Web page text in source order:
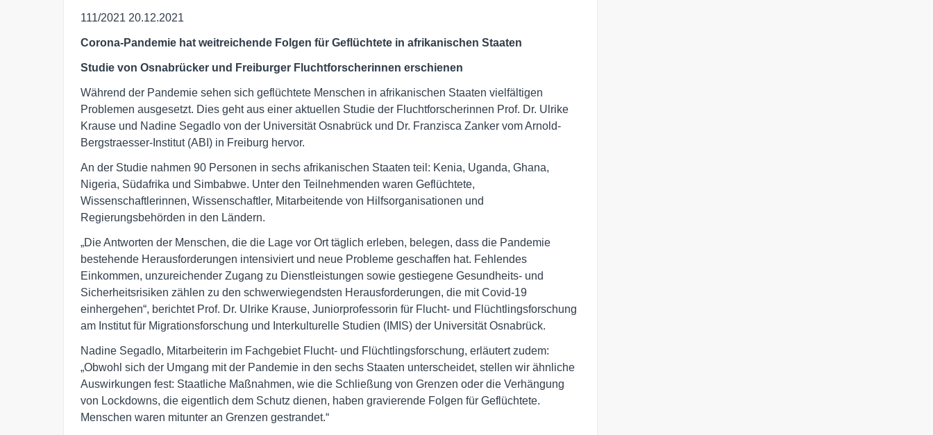
111/2021 20.12.2021
Corona-Pandemie hat weitreichende Folgen für Geflüchtete in afrikanischen Staaten
Studie von Osnabrücker und Freiburger Fluchtforscherinnen erschienen
Während der Pandemie sehen sich geflüchtete Menschen in afrikanischen Staaten vielfältigen
Problemen ausgesetzt. Dies geht aus einer aktuellen Studie der Fluchtforscherinnen Prof. Dr. Ulrike
Krause und Nadine Segadlo von der Universität Osnabrück und Dr. Franzisca Zanker vom Arnold-
Bergstraesser-Institut (ABI) in Freiburg hervor.
An der Studie nahmen 90 Personen in sechs afrikanischen Staaten teil: Kenia, Uganda, Ghana,
Nigeria, Südafrika und Simbabwe. Unter den Teilnehmenden waren Geflüchtete,
Wissenschaftlerinnen, Wissenschaftler, Mitarbeitende von Hilfsorganisationen und
Regierungsbehörden in den Ländern.
„Die Antworten der Menschen, die die Lage vor Ort täglich erleben, belegen, dass die Pandemie
bestehende Herausforderungen intensiviert und neue Probleme geschaffen hat. Fehlendes
Einkommen, unzureichender Zugang zu Dienstleistungen sowie gestiegene Gesundheits- und
Sicherheitsrisiken zählen zu den schwerwiegendsten Herausforderungen, die mit Covid-19
einhergehen“, berichtet Prof. Dr. Ulrike Krause, Juniorprofessorin für Flucht- und Flüchtlingsforschung
am Institut für Migrationsforschung und Interkulturelle Studien (IMIS) der Universität Osnabrück.
Nadine Segadlo, Mitarbeiterin im Fachgebiet Flucht- und Flüchtlingsforschung, erläutert zudem:
„Obwohl sich der Umgang mit der Pandemie in den sechs Staaten unterscheidet, stellen wir ähnliche
Auswirkungen fest: Staatliche Maßnahmen, wie die Schließung von Grenzen oder die Verhängung
von Lockdowns, die eigentlich dem Schutz dienen, haben gravierende Folgen für Geflüchtete.
Menschen waren mitunter an Grenzen gestrandet.“